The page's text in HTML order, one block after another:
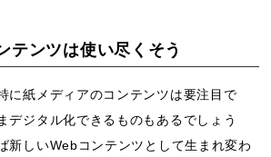
テンツは使い尽くそう
に紙メディアのコンテンツは要注目で
デジタル化できるものもあるでしょう
新しいWebコンテンツとして生まれ変わ